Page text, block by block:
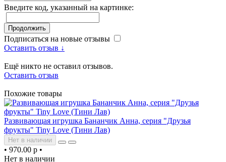
Введите код, указанный на картинке:
Продолжить
Подписаться на новые отзывы
Оставить отзыв ↓
Ещё никто не оставил отзывов.
Оставить отзыв
Похожие товары
Развивающая игрушка Бананчик Анна, серия "Друзья
фрукты" Tiny Love (Тини Лав)
Нет в наличии
• 970.00 р •
Нет в наличии